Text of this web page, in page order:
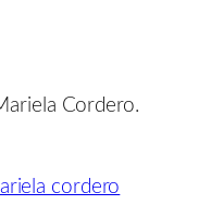
Cordero.
cordero